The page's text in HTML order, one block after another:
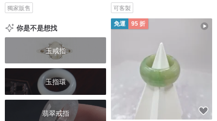
獨家販售 可客製
你是不是想找
玉戒指
玉指環
翡翠戒指
免運 95 折